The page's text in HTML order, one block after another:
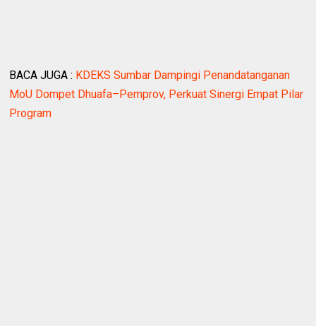
BACA JUGA : KDEKS Sumbar Dampingi Penandatanganan
MoU Dompet Dhuafa–Pemprov, Perkuat Sinergi Empat Pilar
Program